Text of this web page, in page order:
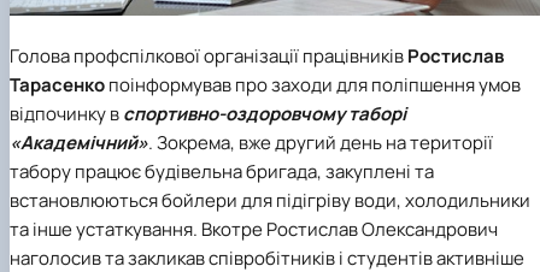
Голова профспілкової організації працівниківРостислав
Тарасенкопоінформував про заходи для поліпшення умов
відпочинку вспортивно-оздоровчому таборі
«Академічний». Зокрема, вже другий день на території
табору працює будівельна бригада, закуплені та
встановлюються бойлери для підігріву води, холодильники
та інше устаткування. Вкотре Ростислав Олександрович
наголосив та закликав співробітників і студентів активніше